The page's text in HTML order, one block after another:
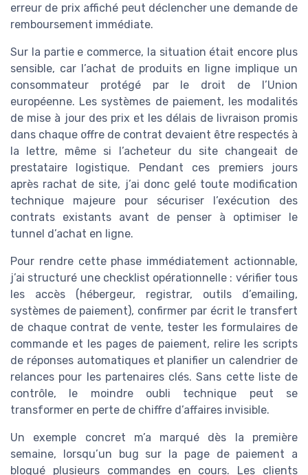
erreur de prix affiché peut déclencher une demande de
remboursement immédiate.
Sur la partie e commerce, la situation était encore plus
sensible, car l’achat de produits en ligne implique un
consommateur protégé par le droit de l’Union
européenne. Les systèmes de paiement, les modalités
de mise à jour des prix et les délais de livraison promis
dans chaque offre de contrat devaient être respectés à
la lettre, même si l’acheteur du site changeait de
prestataire logistique. Pendant ces premiers jours
après rachat de site, j’ai donc gelé toute modification
technique majeure pour sécuriser l’exécution des
contrats existants avant de penser à optimiser le
tunnel d’achat en ligne.
Pour rendre cette phase immédiatement actionnable,
j’ai structuré une checklist opérationnelle : vérifier tous
les accès (hébergeur, registrar, outils d’emailing,
systèmes de paiement), confirmer par écrit le transfert
de chaque contrat de vente, tester les formulaires de
commande et les pages de paiement, relire les scripts
de réponses automatiques et planifier un calendrier de
relances pour les partenaires clés. Sans cette liste de
contrôle, le moindre oubli technique peut se
transformer en perte de chiffre d’affaires invisible.
Un exemple concret m’a marqué dès la première
semaine, lorsqu’un bug sur la page de paiement a
bloqué plusieurs commandes en cours. Les clients